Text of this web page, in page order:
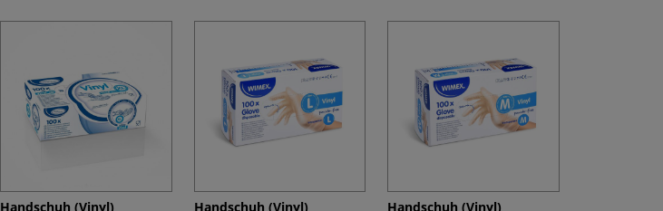
Handschuh (Vinyl) Handschuh (Vinyl) Handschuh (Vinyl)